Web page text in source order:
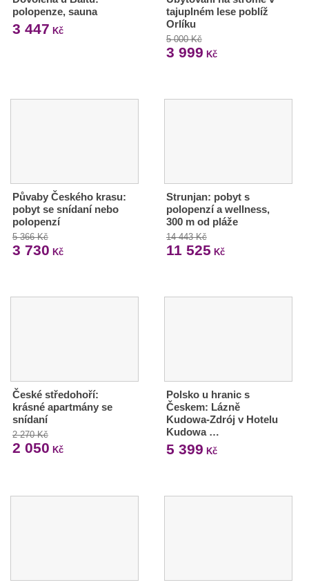
polopenze, sauna
3 447 Kč
tajuplném lese poblíž
Orlíku
5 000 Kč
3 999 Kč
Půvaby Českého krasu:
pobyt se snídaní nebo
polopenzí
5 366 Kč
3 730 Kč
Strunjan: pobyt s
polopenzí a wellness,
300 m od pláže
14 443 Kč
11 525 Kč
České středohoří:
krásné apartmány se
snídaní
2 270 Kč
2 050 Kč
Polsko u hranic s
Českem: Lázně
Kudowa-Zdrój v Hotelu
Kudowa …
5 399 Kč